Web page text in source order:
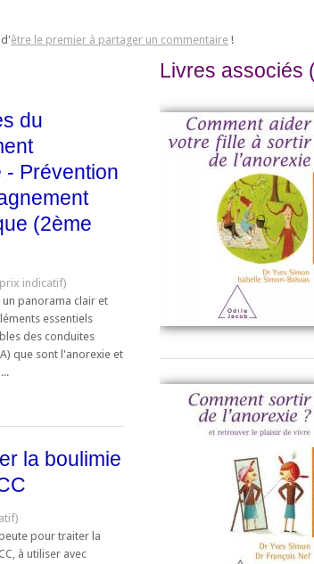
être le premier à partager un commentaire !
du
- Prévention
(2ème
panorama clair et
essentiels
des conduites
que sont l'anorexie et
la boulimie
pour traiter la
à utiliser avec
Livres associés